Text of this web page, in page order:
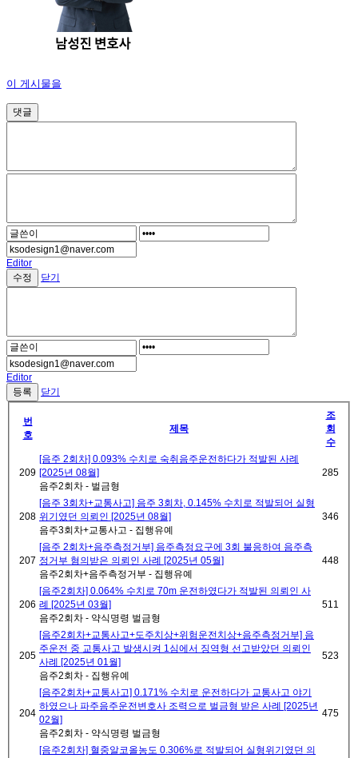
이 게시물을
댓글
Editor
닫기
Editor
닫기
번
호
제목
조
회
수
209
[음주 2회차] 0.093% 수치로 숙취음주운전하다가 적발된 사례
[2025년 08월]
음주2회차 - 벌금형
285
208
[음주 3회차+교통사고] 음주 3회차, 0.145% 수치로 적발되어 실형
위기였던 의뢰인 [2025년 08월]
음주3회차+교통사고 - 집행유예
346
207
[음주 2회차+음주측정거부] 음주측정요구에 3회 불응하여 음주측
정거부 혐의받은 의뢰인 사례 [2025년 05월]
음주2회차+음주측정거부 - 집행유예
448
206
[음주2회차] 0.064% 수치로 70m 운전하였다가 적발된 의뢰인 사
례 [2025년 03월]
음주2회차 - 약식명령 벌금형
511
205
[음주2회차+교통사고+도주치상+위험운전치상+음주측정거부] 음
주운전 중 교통사고 발생시켜 1심에서 징역형 선고받았던 의뢰인
사례 [2025년 01월]
음주2회차 - 집행유예
523
204
[음주2회차+교통사고] 0.171% 수치로 운전하다가 교통사고 야기
하였으나 파주음주운전변호사 조력으로 벌금형 받은 사례 [2025년
02월]
음주2회차 - 약식명령 벌금형
475
[음주2회차] 혈중알코올농도 0.306%로 적발되어 실형위기였던 의